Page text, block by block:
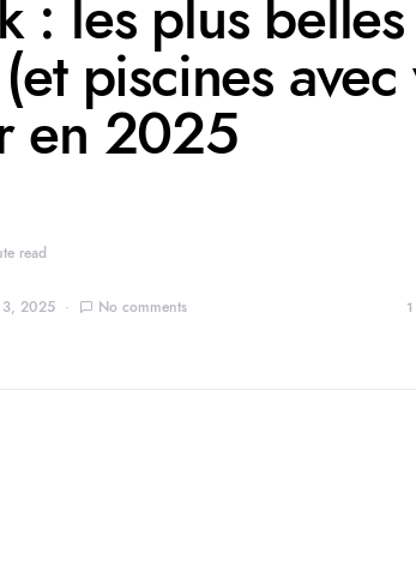
: les plus
piscines avec
en 2025
read
2025 No comments 1